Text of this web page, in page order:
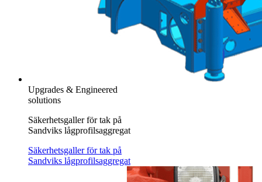
Upgrades & Engineered
solutions
Säkerhetsgaller för tak på
Sandviks lågprofilsaggregat
Säkerhetsgaller för tak på
Sandviks lågprofilsaggregat